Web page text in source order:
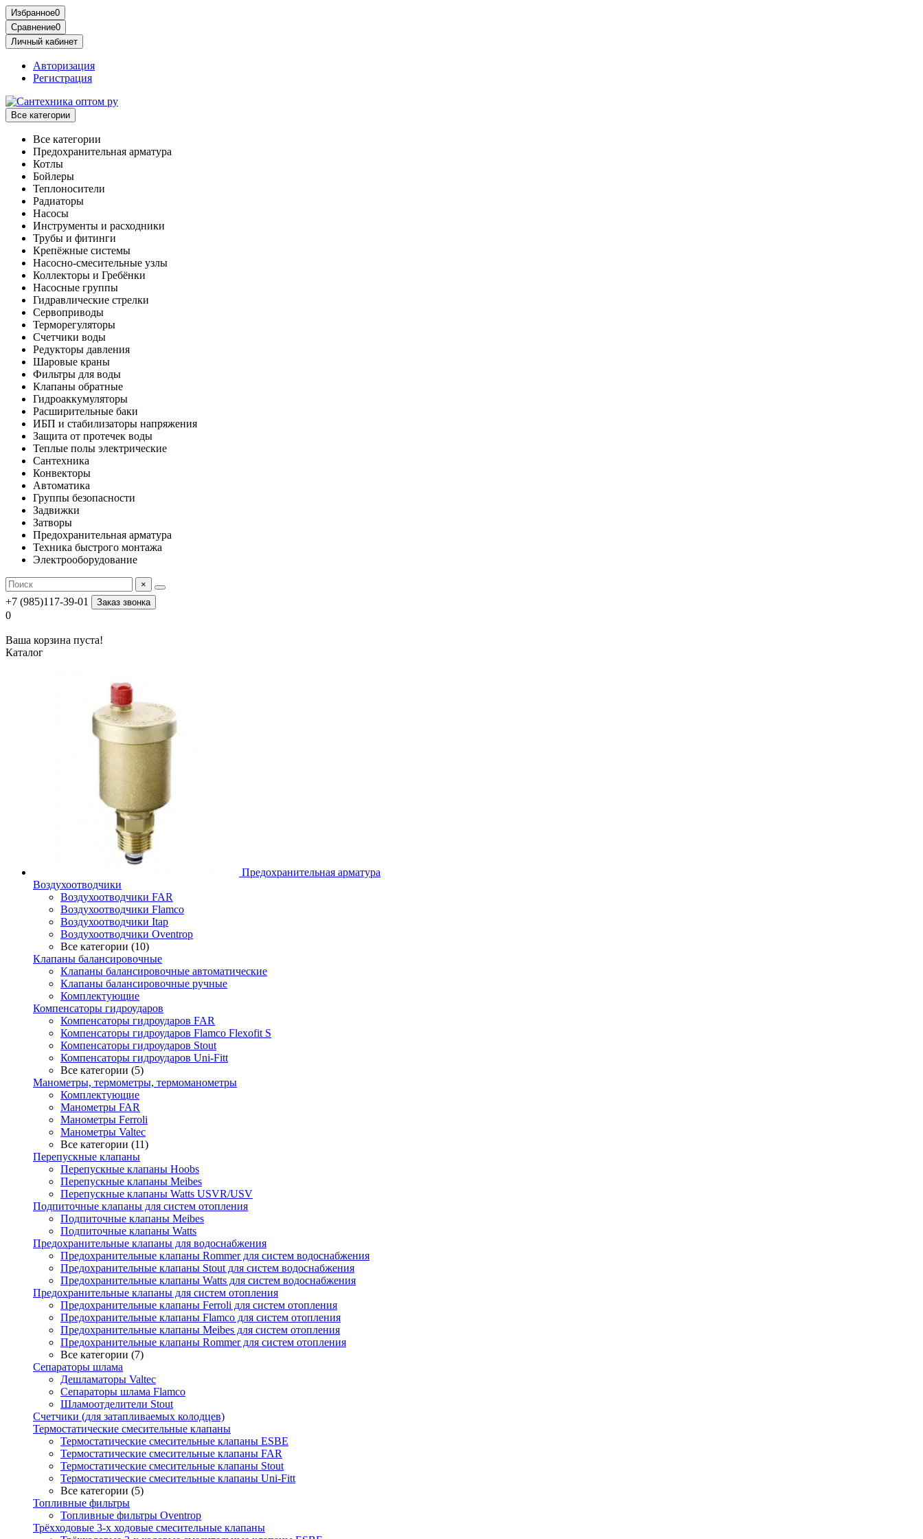
Избранное0
Сравнение0
Личный кабинет
Авторизация
Регистрация
Все категории
Все категории
Предохранительная арматура
Котлы
Бойлеры
Теплоносители
Радиаторы
Насосы
Инструменты и расходники
Трубы и фитинги
Крепёжные системы
Насосно-смесительные узлы
Коллекторы и Гребёнки
Насосные группы
Гидравлические стрелки
Сервоприводы
Терморегуляторы
Счетчики воды
Редукторы давления
Шаровые краны
Фильтры для воды
Клапаны обратные
Гидроаккумуляторы
Расширительные баки
ИБП и стабилизаторы напряжения
Защита от протечек воды
Теплые полы электрические
Сантехника
Конвекторы
Автоматика
Группы безопасности
Задвижки
Затворы
Предохранительная арматура
Техника быстрого монтажа
Электрооборудование
×
+7 (985)117-39-01 Заказ звонка
0
Ваша корзина пуста!
Каталог
Предохранительная арматура
Воздухоотводчики
Воздухоотводчики FAR
Воздухоотводчики Flamco
Воздухоотводчики Itap
Воздухоотводчики Oventrop
Все категории (10)
Клапаны балансировочные
Клапаны балансировочные автоматические
Клапаны балансировочные ручные
Комплектующие
Компенсаторы гидроударов
Компенсаторы гидроударов FAR
Компенсаторы гидроударов Flamco Flexofit S
Компенсаторы гидроударов Stout
Компенсаторы гидроударов Uni-Fitt
Все категории (5)
Манометры, термометры, термоманометры
Комплектующие
Манометры FAR
Манометры Ferroli
Манометры Valtec
Все категории (11)
Перепускные клапаны
Перепускные клапаны Hoobs
Перепускные клапаны Meibes
Перепускные клапаны Watts USVR/USV
Подпиточные клапаны для систем отопления
Подпиточные клапаны Meibes
Подпиточные клапаны Watts
Предохранительные клапаны для водоснабжения
Предохранительные клапаны Rommer для систем водоснабжения
Предохранительные клапаны Stout для систем водоснабжения
Предохранительные клапаны Watts для систем водоснабжения
Предохранительные клапаны для систем отопления
Предохранительные клапаны Ferroli для систем отопления
Предохранительные клапаны Flamco для систем отопления
Предохранительные клапаны Meibes для систем отопления
Предохранительные клапаны Rommer для систем отопления
Все категории (7)
Сепараторы шлама
Дешламаторы Valtec
Сепараторы шлама Flamco
Шламоотделители Stout
Счетчики (для затапливаемых колодцев)
Термостатические смесительные клапаны
Термостатические смесительные клапаны ESBE
Термостатические смесительные клапаны FAR
Термостатические смесительные клапаны Stout
Термостатические смесительные клапаны Uni-Fitt
Все категории (5)
Топливные фильтры
Топливные фильтры Oventrop
Трёхходовые 3-х ходовые смесительные клапаны